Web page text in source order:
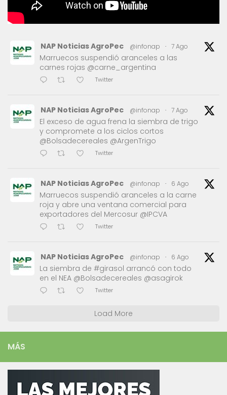
NAP Noticias AgroPec @infonap · 7 Ago
Marruecos suspendió aranceles a las
carnes rojas @carne_argentina
Twitter
NAP Noticias AgroPec @infonap · 7 Ago
El exceso de agua frena la siembra de trigo
y compromete a los ciclos cortos
@Bolsadecereales @ArgenTrigo
Twitter
NAP Noticias AgroPec @infonap · 6 Ago
Marruecos suspendió aranceles a la carne
roja y abre una ventana comercial para
exportadores del Mercosur @IPCVA
Twitter
NAP Noticias AgroPec @infonap · 6 Ago
La siembra de #girasol arrancó con todo
en el NEA @Bolsadecereales @asagirok
Twitter
Load More
MÁS